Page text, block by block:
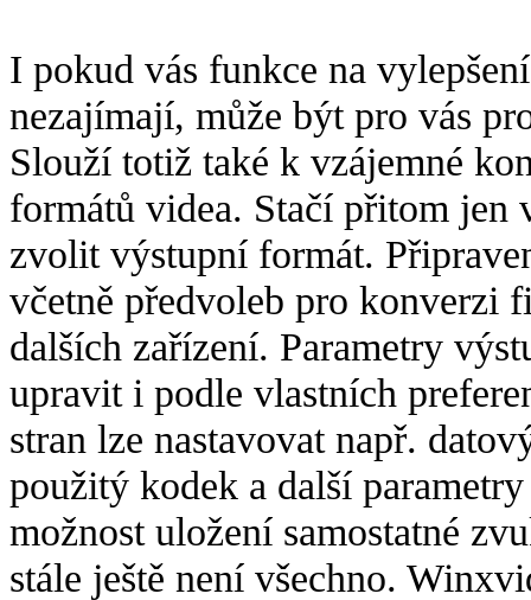
I pokud vás funkce na
nezajímají, může být pro vás
Slouží totiž také k vzájemné
formátů videa. Stačí přitom jen
zvolit výstupní formát.
včetně předvoleb pro konverzi
dalších zařízení. Parametry
upravit i podle vlastních
stran lze nastavovat např.
použitý kodek a další
možnost uložení samostatné
stále ještě není všechno.